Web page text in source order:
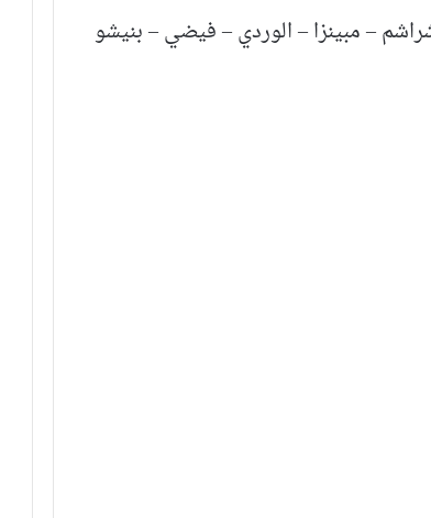
– مبينزا – الوردي – فيضي – بنيشو